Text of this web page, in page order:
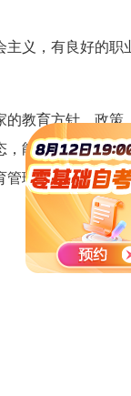
义，有良好的职
教育方针、政策
，能运用科学的评
管理工作的基本素